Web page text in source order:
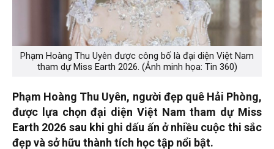
Phạm Hoàng Thu Uyên được công bố là đại diện Việt Nam
tham dự Miss Earth 2026. (Ảnh minh họa: Tin 360)
Phạm Hoàng Thu Uyên, người đẹp quê Hải Phòng,
được lựa chọn đại diện Việt Nam tham dự Miss
Earth 2026 sau khi ghi dấu ấn ở nhiều cuộc thi sắc
đẹp và sở hữu thành tích học tập nổi bật.